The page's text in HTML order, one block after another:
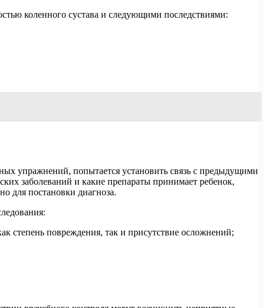
коленного сустава и следующими последствиями:
упражнений, попытается установить связь с предыдущими
заболеваний и какие препараты принимает ребенок,
для постановки диагноза.
степень повреждения, так и присутствие осложнений;